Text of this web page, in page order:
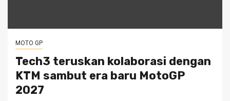
MOTO GP
Tech3 teruskan kolaborasi dengan
KTM sambut era baru MotoGP
2027